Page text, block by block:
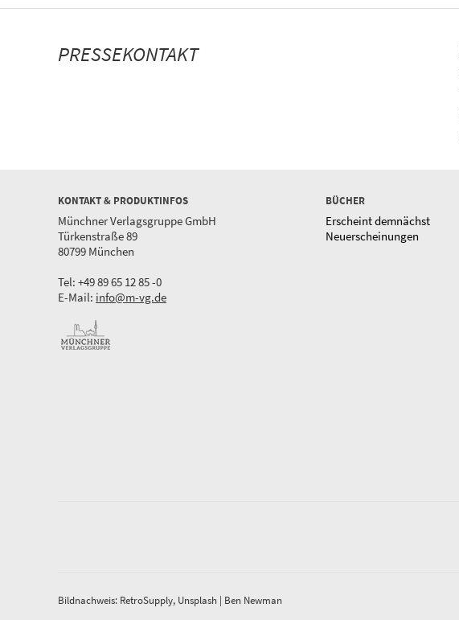
PRESSEKONTAKT
KONTAKT & PRODUKTINFOS
Münchner Verlagsgruppe GmbH
Türkenstraße 89
80799 München
Tel: +49 89 65 12 85 -0
E-Mail: info@m-vg.de
BÜCHER
Erscheint demnächst
Neuerscheinungen
Bildnachweis: RetroSupply, Unsplash | Ben Newman